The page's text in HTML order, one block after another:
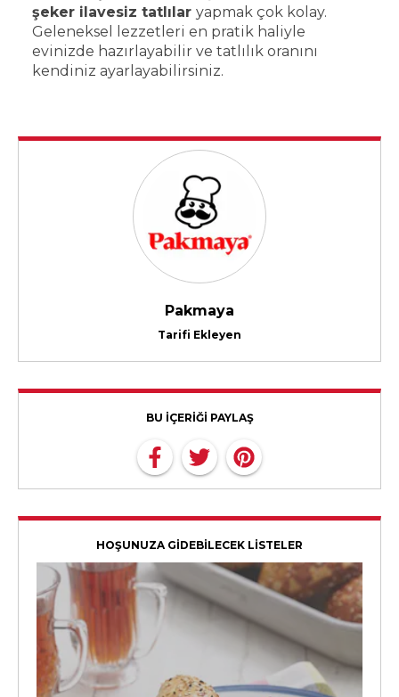
şeker ilavesiz tatlılar yapmak çok kolay.
Geleneksel lezzetleri en pratik haliyle
evinizde hazırlayabilir ve tatlılık oranını
kendiniz ayarlayabilirsiniz.
Pakmaya
Tarifi Ekleyen
BU İÇERİĞİ PAYLAŞ
HOŞUNUZA GİDEBİLECEK LİSTELER